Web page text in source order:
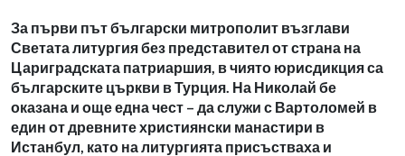
За първи път български митрополит възглави
Светата литургия без представител от страна на
Цариградската патриаршия, в чиято юрисдикция са
българските църкви в Турция. На Николай бе
оказана и още една чест – да служи с Вартоломей в
един от древните християнски манастири в
Истанбул, като на литургията присъстваха и